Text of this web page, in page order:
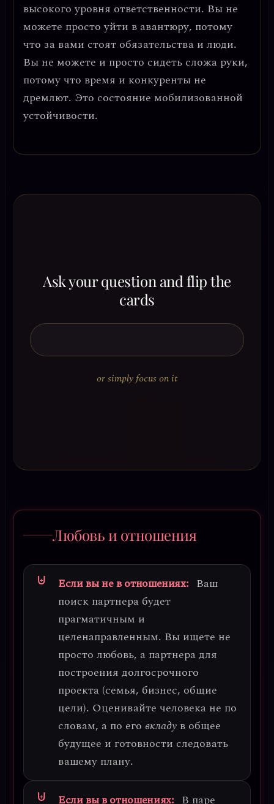
высокого уровня ответственности. Вы не
можете просто уйти в авантюру, потому
что за вами стоят обязательства и люди.
Вы не можете и просто сидеть сложа руки,
потому что время и конкуренты не
дремлют. Это состояние мобилизованной
устойчивости.
Ask your question and flip the
cards
or simply focus on it
Любовь и отношения
Если вы не в отношениях: Ваш
поиск партнера будет
прагматичным и
целенаправленным. Вы ищете не
просто любовь, а партнера для
построения долгосрочного
проекта (семья, бизнес, общие
цели). Оценивайте человека не по
словам, а по его вкладу в общее
будущее и готовности следовать
вашему плану.
Если вы в отношениях: В паре